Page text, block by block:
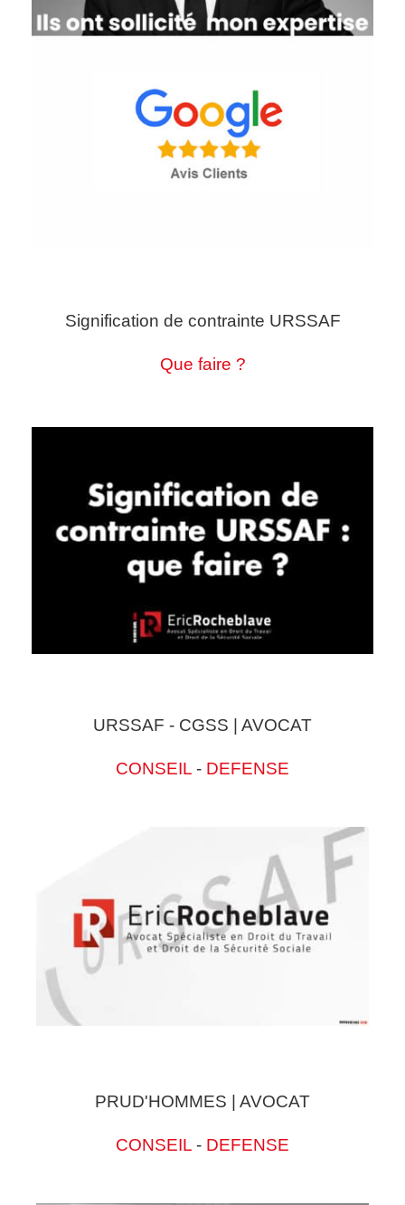
Signification de contrainte URSSAF
Que faire ?
URSSAF - CGSS | AVOCAT
CONSEIL - DEFENSE
PRUD'HOMMES | AVOCAT
CONSEIL - DEFENSE